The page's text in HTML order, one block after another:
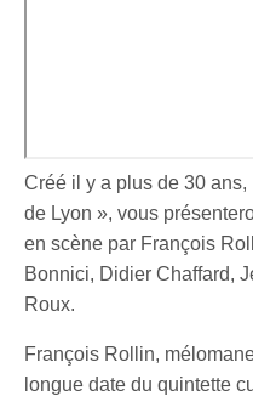
Créé il y a plus de 30
de Lyon », vous
en scène par François
Bonnici, Didier Chaffard,
Roux.
François Rollin,
longue date du quintette